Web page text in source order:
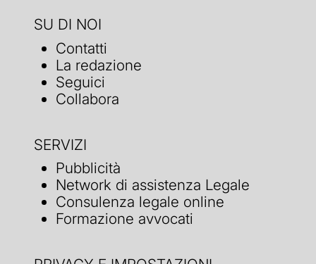
SU DI NOI
Contatti
La redazione
Seguici
Collabora
SERVIZI
Pubblicità
Network di assistenza Legale
Consulenza legale online
Formazione avvocati